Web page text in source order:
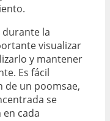
la
visualizar
y mantener
Es fácil
de un poomsae,
se
cada